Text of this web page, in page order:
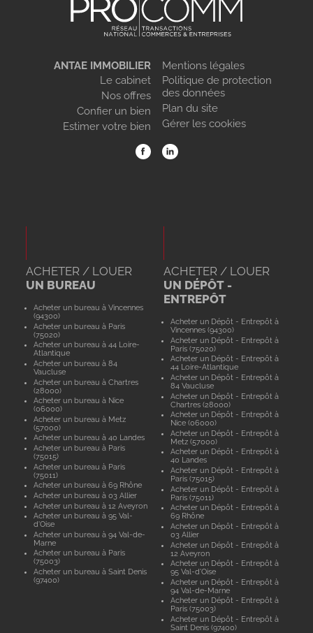
ANTAE IMMOBILIER
Le cabinet
Nos offres
Confier un bien
Estimer votre bien
Mentions légales
Politique de protection
des données
Plan du site
Gérer les cookies
ACHETER / LOUER
UN BUREAU
Acheter un bureau à Vincennes
(94300)
Acheter un bureau à Paris
(75020)
Acheter un bureau à 44 Loire-
Atlantique
Acheter un bureau à 84
Vaucluse
Acheter un bureau à Chartres
(28000)
Acheter un bureau à Nice
(06000)
Acheter un bureau à Metz
(57000)
Acheter un bureau à 40 Landes
Acheter un bureau à Paris
(75015)
Acheter un bureau à Paris
(75011)
Acheter un bureau à 69 Rhône
Acheter un bureau à 03 Allier
Acheter un bureau à 12 Aveyron
Acheter un bureau à 95 Val-
d'Oise
Acheter un bureau à 94 Val-de-
Marne
Acheter un bureau à Paris
(75003)
Acheter un bureau à Saint Denis
(97400)
ACHETER / LOUER
UN DÉPÔT -
ENTREPÔT
Acheter un Dépôt - Entrepôt à
Vincennes (94300)
Acheter un Dépôt - Entrepôt à
Paris (75020)
Acheter un Dépôt - Entrepôt à
44 Loire-Atlantique
Acheter un Dépôt - Entrepôt à
84 Vaucluse
Acheter un Dépôt - Entrepôt à
Chartres (28000)
Acheter un Dépôt - Entrepôt à
Nice (06000)
Acheter un Dépôt - Entrepôt à
Metz (57000)
Acheter un Dépôt - Entrepôt à
40 Landes
Acheter un Dépôt - Entrepôt à
Paris (75015)
Acheter un Dépôt - Entrepôt à
Paris (75011)
Acheter un Dépôt - Entrepôt à
69 Rhône
Acheter un Dépôt - Entrepôt à
03 Allier
Acheter un Dépôt - Entrepôt à
12 Aveyron
Acheter un Dépôt - Entrepôt à
95 Val-d'Oise
Acheter un Dépôt - Entrepôt à
94 Val-de-Marne
Acheter un Dépôt - Entrepôt à
Paris (75003)
Acheter un Dépôt - Entrepôt à
Saint Denis (97400)